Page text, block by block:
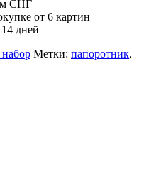
СНГ
от 6 картин
дней
Метки: папоротник,